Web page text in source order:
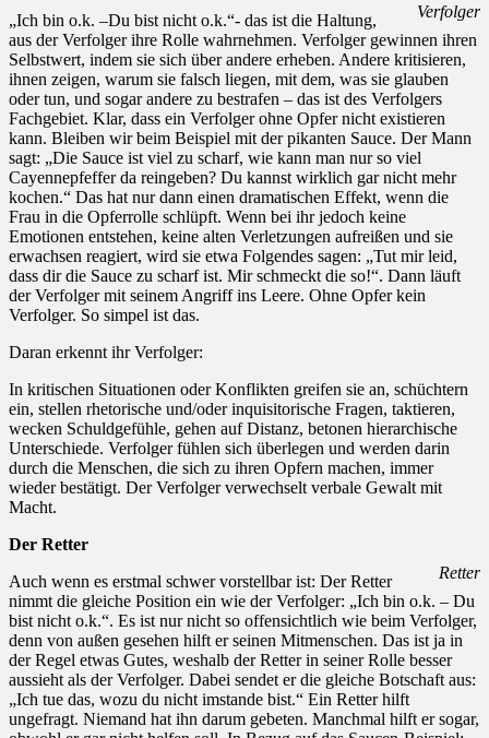
Verfolger
„Ich bin o.k. –Du bist nicht o.k.“- das ist die Haltung,
aus der Verfolger ihre Rolle wahrnehmen. Verfolger gewinnen ihren
Selbstwert, indem sie sich über andere erheben. Andere kritisieren,
ihnen zeigen, warum sie falsch liegen, mit dem, was sie glauben
oder tun, und sogar andere zu bestrafen – das ist des Verfolgers
Fachgebiet. Klar, dass ein Verfolger ohne Opfer nicht existieren
kann. Bleiben wir beim Beispiel mit der pikanten Sauce. Der Mann
sagt: „Die Sauce ist viel zu scharf, wie kann man nur so viel
Cayennepfeffer da reingeben? Du kannst wirklich gar nicht mehr
kochen.“ Das hat nur dann einen dramatischen Effekt, wenn die
Frau in die Opferrolle schlüpft. Wenn bei ihr jedoch keine
Emotionen entstehen, keine alten Verletzungen aufreißen und sie
erwachsen reagiert, wird sie etwa Folgendes sagen: „Tut mir leid,
dass dir die Sauce zu scharf ist. Mir schmeckt die so!“. Dann läuft
der Verfolger mit seinem Angriff ins Leere. Ohne Opfer kein
Verfolger. So simpel ist das.
Daran erkennt ihr Verfolger:
In kritischen Situationen oder Konflikten greifen sie an, schüchtern
ein, stellen rhetorische und/oder inquisitorische Fragen, taktieren,
wecken Schuldgefühle, gehen auf Distanz, betonen hierarchische
Unterschiede. Verfolger fühlen sich überlegen und werden darin
durch die Menschen, die sich zu ihren Opfern machen, immer
wieder bestätigt. Der Verfolger verwechselt verbale Gewalt mit
Macht.
Retter
Der Retter
Auch wenn es erstmal schwer vorstellbar ist: Der Retter
nimmt die gleiche Position ein wie der Verfolger: „Ich bin o.k. – Du
bist nicht o.k.“. Es ist nur nicht so offensichtlich wie beim Verfolger,
denn von außen gesehen hilft er seinen Mitmenschen. Das ist ja in
der Regel etwas Gutes, weshalb der Retter in seiner Rolle besser
aussieht als der Verfolger. Dabei sendet er die gleiche Botschaft aus:
„Ich tue das, wozu du nicht imstande bist.“ Ein Retter hilft
ungefragt. Niemand hat ihn darum gebeten. Manchmal hilft er sogar,